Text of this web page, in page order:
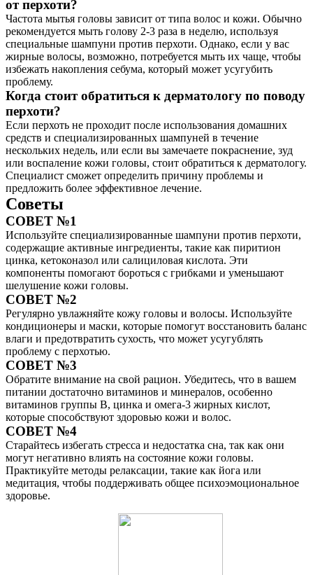
от перхоти?
Частота мытья головы зависит от типа волос и кожи. Обычно
рекомендуется мыть голову 2-3 раза в неделю, используя
специальные шампуни против перхоти. Однако, если у вас
жирные волосы, возможно, потребуется мыть их чаще, чтобы
избежать накопления себума, который может усугубить
проблему.
Когда стоит обратиться к дерматологу по поводу
перхоти?
Если перхоть не проходит после использования домашних
средств и специализированных шампуней в течение
нескольких недель, или если вы замечаете покраснение, зуд
или воспаление кожи головы, стоит обратиться к дерматологу.
Специалист сможет определить причину проблемы и
предложить более эффективное лечение.
Советы
СОВЕТ №1
Используйте специализированные шампуни против перхоти,
содержащие активные ингредиенты, такие как пиритион
цинка, кетоконазол или салициловая кислота. Эти
компоненты помогают бороться с грибками и уменьшают
шелушение кожи головы.
СОВЕТ №2
Регулярно увлажняйте кожу головы и волосы. Используйте
кондиционеры и маски, которые помогут восстановить баланс
влаги и предотвратить сухость, что может усугублять
проблему с перхотью.
СОВЕТ №3
Обратите внимание на свой рацион. Убедитесь, что в вашем
питании достаточно витаминов и минералов, особенно
витаминов группы B, цинка и омега-3 жирных кислот,
которые способствуют здоровью кожи и волос.
СОВЕТ №4
Старайтесь избегать стресса и недостатка сна, так как они
могут негативно влиять на состояние кожи головы.
Практикуйте методы релаксации, такие как йога или
медитация, чтобы поддерживать общее психоэмоциональное
здоровье.